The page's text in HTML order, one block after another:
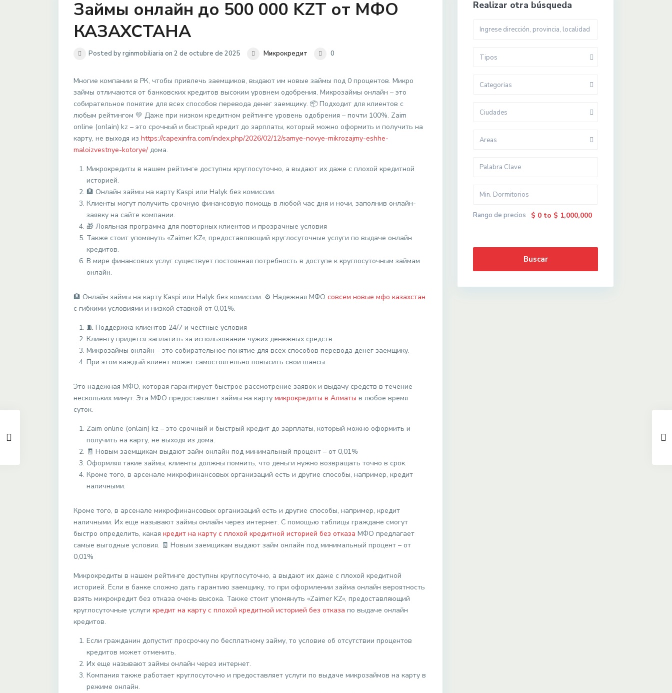
Займы онлайн до 500 000 KZT от МФО
КАЗАХСТАНА
Posted by rginmobiliaria on 2 de octubre de 2025 Микрокредит 0
Многие компании в РК, чтобы привлечь заемщиков, выдают им новые займы под 0 процентов. Микро
займы отличаются от банковских кредитов высоким уровнем одобрения. Микрозаймы онлайн – это
собирательное понятие для всех способов перевода денег заемщику. 📦 Подходит для клиентов с
любым рейтингом 💛 Даже при низком кредитном рейтинге уровень одобрения – почти 100%. Zaim
online (onlain) kz – это срочный и быстрый кредит до зарплаты, который можно оформить и получить на
карту, не выходя из https://capexinfra.com/index.php/2026/02/12/samye-novye-mikrozajmy-eshhe-
maloizvestnye-kotorye/ дома.
Микрокредиты в нашем рейтинге доступны круглосуточно, а выдают их даже с плохой кредитной
историей.
🏦 Онлайн займы на карту Kaspi или Halyk без комиссии.
Клиенты могут получить срочную финансовую помощь в любой час дня и ночи, заполнив онлайн-
заявку на сайте компании.
🎁 Лояльная программа для повторных клиентов и прозрачные условия
Также стоит упомянуть «Zaimer KZ«, предоставляющий круглосуточные услуги по выдаче онлайн
кредитов.
В мире финансовых услуг существует постоянная потребность в доступе к круглосуточным займам
онлайн.
🏦 Онлайн займы на карту Kaspi или Halyk без комиссии. ⚙️ Надежная МФО совсем новые мфо казахстан
с гибкими условиями и низкой ставкой от 0,01%.
🧵 Поддержка клиентов 24/7 и честные условия
Клиенту придется заплатить за использование чужих денежных средств.
Микрозаймы онлайн – это собирательное понятие для всех способов перевода денег заемщику.
При этом каждый клиент может самостоятельно повысить свои шансы.
Это надежная МФО, которая гарантирует быстрое рассмотрение заявок и выдачу средств в течение
нескольких минут. Эта МФО предоставляет займы на карту микрокредиты в Алматы в любое время
суток.
Zaim online (onlain) kz – это срочный и быстрый кредит до зарплаты, который можно оформить и
получить на карту, не выходя из дома.
🧾 Новым заемщикам выдают займ онлайн под минимальный процент – от 0,01%
Оформляя такие займы, клиенты должны помнить, что деньги нужно возвращать точно в срок.
Кроме того, в арсенале микрофинансовых организаций есть и другие способы, например, кредит
наличными.
Кроме того, в арсенале микрофинансовых организаций есть и другие способы, например, кредит
наличными. Их еще называют займы онлайн через интернет. С помощью таблицы граждане смогут
быстро определить, какая кредит на карту с плохой кредитной историей без отказа МФО предлагает
самые выгодные условия. 🧾 Новым заемщикам выдают займ онлайн под минимальный процент – от
0,01%
Микрокредиты в нашем рейтинге доступны круглосуточно, а выдают их даже с плохой кредитной
историей. Если в банке сложно дать гарантию заемщику, то при оформлении займа онлайн вероятность
взять микрокредит без отказа очень высока. Также стоит упомянуть «Zaimer KZ«, предоставляющий
круглосуточные услуги кредит на карту с плохой кредитной историей без отказа по выдаче онлайн
кредитов.
Если гражданин допустит просрочку по бесплатному займу, то условие об отсутствии процентов
кредитов может отменить.
Их еще называют займы онлайн через интернет.
Компания также работает круглосуточно и предоставляет услуги по выдаче микрозаймов на карту в
режиме онлайн.
Realizar otra búsqueda
Tipos
Categorias
Ciudades
Areas
Rango de precios $ 0 to $ 1,000,000
Buscar